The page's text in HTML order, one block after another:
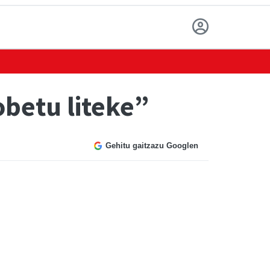
liteke”
Gehitu gaitzazu Googlen